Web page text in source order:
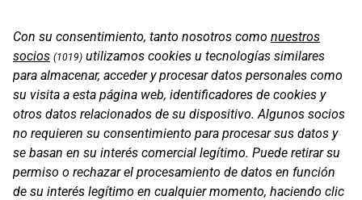
Con su consentimiento, tanto nosotros como nuestros
socios (1019) utilizamos cookies u tecnologías similares
para almacenar, acceder y procesar datos personales como
su visita a esta página web, identificadores de cookies y
otros datos relacionados de su dispositivo. Algunos socios
no requieren su consentimiento para procesar sus datos y
se basan en su interés comercial legítimo. Puede retirar su
permiso o rechazar el procesamiento de datos en función
de su interés legítimo en cualquier momento, haciendo clic